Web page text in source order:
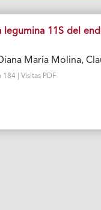
11S del
María Molina,
| Visitas PDF